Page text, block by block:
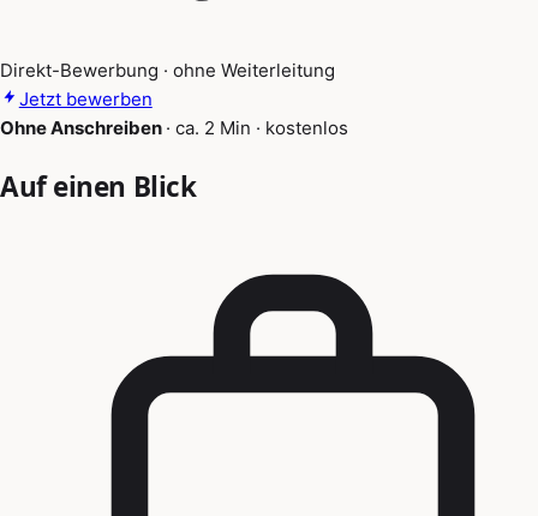
Direkt-Bewerbung · ohne Weiterleitung
Jetzt bewerben
Ohne Anschreiben · ca. 2 Min · kostenlos
Auf einen Blick